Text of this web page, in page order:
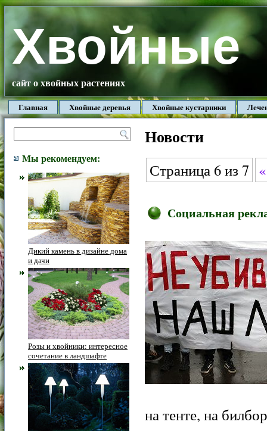
Хвойные
сайт о хвойных растениях
Главная Хвойные деревья Хвойные кустарники
Мы рекомендуем:
Дикий камень в дизайне дома
и дачи
Розы и хвойники: интересное
сочетание в ландшафте
Новости
Страница 6 из 7
Социальная
на тенте, на